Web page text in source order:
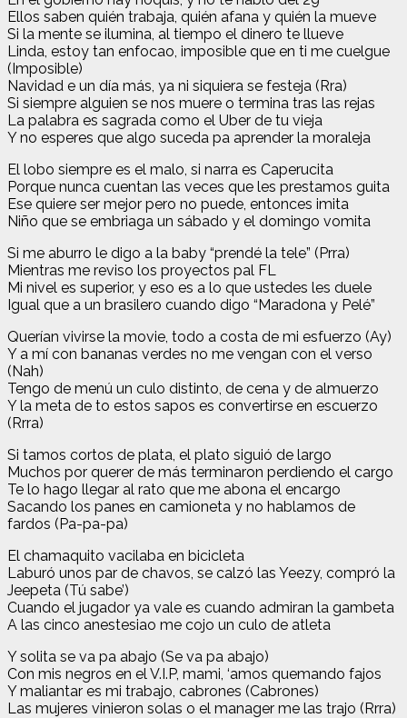
Ellos saben quién trabaja, quién afana y quién la mueve
Si la mente se ilumina, al tiempo el dinero te llueve
Linda, estoy tan enfocao, imposible que en ti me cuelgue
(Imposible)
Navidad e un día más, ya ni siquiera se festeja (Rra)
Si siempre alguien se nos muere o termina tras las rejas
La palabra es sagrada como el Uber de tu vieja
Y no esperes que algo suceda pa aprender la moraleja
El lobo siempre es el malo, si narra es Caperucita
Porque nunca cuentan las veces que les prestamos guita
Ese quiere ser mejor pero no puede, entonces imita
Niño que se embriaga un sábado y el domingo vomita
Si me aburro le digo a la baby “prendé la tele” (Prra)
Mientras me reviso los proyectos pal FL
Mi nivel es superior, y eso es a lo que ustedes les duele
Igual que a un brasilero cuando digo “Maradona y Pelé”
Querían vivirse la movie, todo a costa de mi esfuerzo (Ay)
Y a mí con bananas verdes no me vengan con el verso
(Nah)
Tengo de menú un culo distinto, de cena y de almuerzo
Y la meta de to estos sapos es convertirse en escuerzo
(Rrra)
Si tamos cortos de plata, el plato siguió de largo
Muchos por querer de más terminaron perdiendo el cargo
Te lo hago llegar al rato que me abona el encargo
Sacando los panes en camioneta y no hablamos de
fardos (Pa-pa-pa)
El chamaquito vacilaba en bicicleta
Laburó unos par de chavos, se calzó las Yeezy, compró la
Jeepeta (Tú sabe’)
Cuando el jugador ya vale es cuando admiran la gambeta
A las cinco anestesiao me cojo un culo de atleta
Y solita se va pa abajo (Se va pa abajo)
Con mis negros en el V.I.P, mami, ‘amos quemando fajos
Y maliantar es mi trabajo, cabrones (Cabrones)
Las mujeres vinieron solas o el manager me las trajo (Rrra)